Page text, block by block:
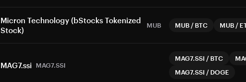
Micron Technology (bStocks Tokenized
Stock)
MUB MUB / BTC MUB /
MAG7.ssi MAG7.SSI
MAG7.SSI / BTC
MAG7.SSI / DOGE